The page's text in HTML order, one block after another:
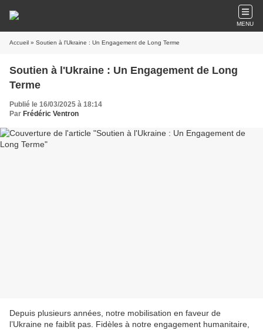
MENU
Accueil » Soutien à l'Ukraine : Un Engagement de Long Terme
Soutien à l'Ukraine : Un Engagement de Long
Terme
Publié le 16/03/2025 à 18:14
Par Frédéric Ventron
Depuis plusieurs années, notre mobilisation en faveur de
l’Ukraine ne faiblit pas. Fidèles à notre engagement humanitaire,